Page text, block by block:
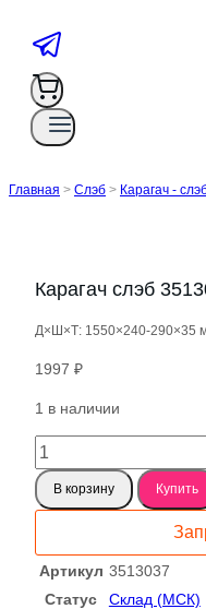
Главная > Слэб > Карагач -
Карагач слэб
Д×Ш×Т: 1550×240-290×35
1997 ₽
1 в наличии
Количество
товара
Карагач
слэб
В корзину Купить
Артикул 3513037
Статус
Склад (МСК)